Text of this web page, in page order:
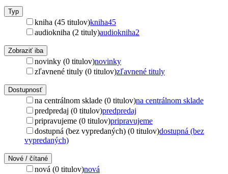
Typ
kniha (45 titulov)kniha45
audiokniha (2 tituly)audiokniha2
Zobraziť iba
novinky (0 titulov)novinky
zľavnené tituly (0 titulov)zľavnené tituly
Dostupnosť
na centrálnom sklade (0 titulov)na centrálnom sklade
predpredaj (0 titulov)predpredaj
pripravujeme (0 titulov)pripravujeme
dostupná (bez vypredaných) (0 titulov)dostupná (bez
vypredaných)
Nové / čítané
nová (0 titulov)nová